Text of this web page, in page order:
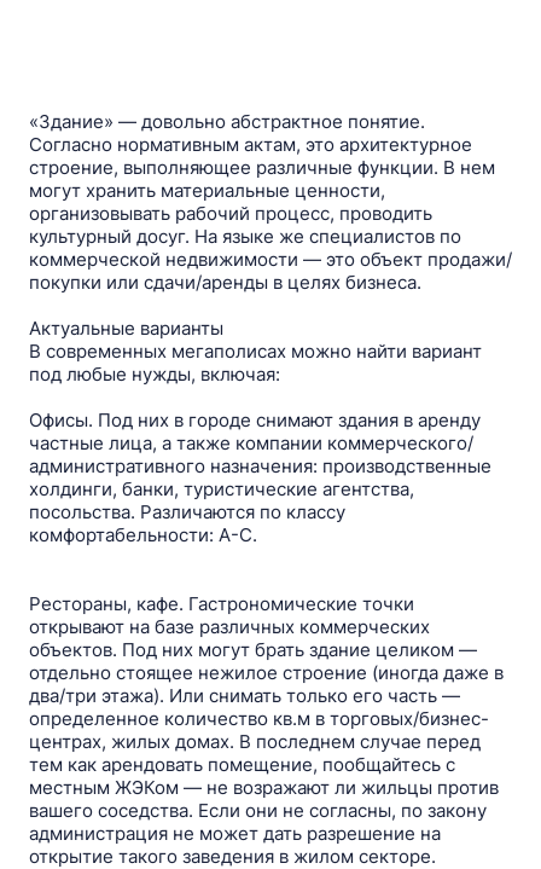
«Здание» — довольно абстрактное понятие.
Согласно нормативным актам, это архитектурное
строение, выполняющее различные функции. В нем
могут хранить материальные ценности,
организовывать рабочий процесс, проводить
культурный досуг. На языке же специалистов по
коммерческой недвижимости — это объект продажи/
покупки или сдачи/аренды в целях бизнеса.
Актуальные варианты
В современных мегаполисах можно найти вариант
под любые нужды, включая:
Офисы. Под них в городе снимают здания в аренду
частные лица, а также компании коммерческого/
административного назначения: производственные
холдинги, банки, туристические агентства,
посольства. Различаются по классу
комфортабельности: А-С.
Рестораны, кафе. Гастрономические точки
открывают на базе различных коммерческих
объектов. Под них могут брать здание целиком —
отдельно стоящее нежилое строение (иногда даже в
два/три этажа). Или снимать только его часть —
определенное количество кв.м в торговых/бизнес-
центрах, жилых домах. В последнем случае перед
тем как арендовать помещение, пообщайтесь с
местным ЖЭКом — не возражают ли жильцы против
вашего соседства. Если они не согласны, по закону
администрация не может дать разрешение на
открытие такого заведения в жилом секторе.